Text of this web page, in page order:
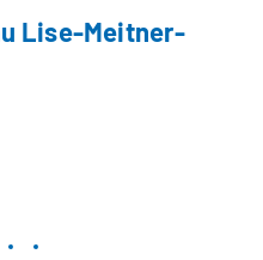
Lise-Meitner-